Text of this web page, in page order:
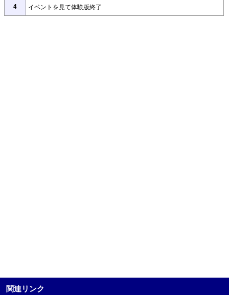
4 イベントを見て体験版終了
関連リンク